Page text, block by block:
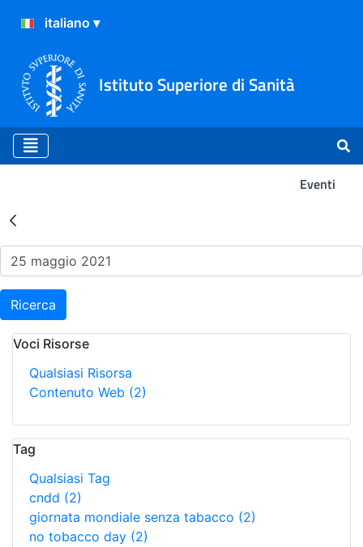
Istituto Superiore di Sanità
Eventi
Risultati della Ricerca -
Ricerca
Voci Risorse
Qualsiasi Risorsa
Contenuto Web (2)
Tag
Qualsiasi Tag
cndd (2)
giornata mondiale senza tabacco (2)
no tobacco day (2)